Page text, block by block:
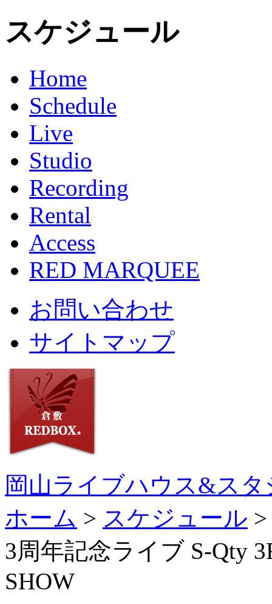
スケジュール
Home
Schedule
Live
Studio
Recording
Rental
Access
RED MARQUEE
お問い合わせ
サイトマップ
岡山ライブハウス&ス
ホーム > スケジュール
3周年記念ライブ S-Qty
SHOW